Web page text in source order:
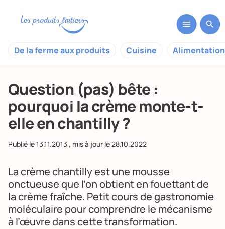
De la ferme aux produits Cuisine
Question (pas) bête :
pourquoi la crème monte-t-
elle en chantilly ?
Publié le13.11.2013 , mis à jour le28.10.2022
La crèmechantillyest une mousse
onctueuse que l’on obtient en fouettant de
la crème fraîche. Petit cours de gastronomie
moléculaire pour comprendre le mécanisme
à l’œuvre dans cette transformation.